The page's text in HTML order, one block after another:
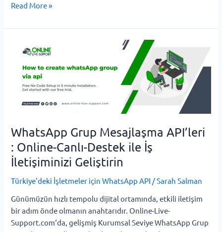
Read More »
WhatsApp Grup Mesajlaşma API’leri
: Online-Canlı-Destek ile İş
İletişiminizi Geliştirin
Türkiye'deki İşletmeler için WhatsApp API /Sarah Salman
Günümüzün hızlı tempolu dijital ortamında, etkili iletişim
bir adım önde olmanın anahtarıdır. Online-Live-
Support.com‘da, gelişmiş Kurumsal Seviye WhatsApp Grup
Grup
Mesajlaşma
API’leri
Online-
Destek
İş
İletişiminizi
Geliştirin